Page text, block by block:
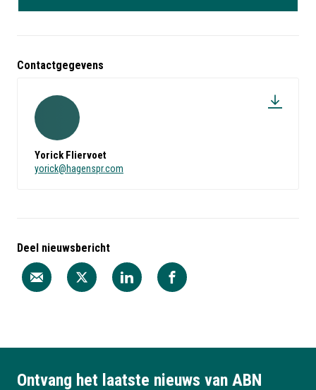
Contactgegevens
Yorick Fliervoet
yorick@hagenspr.com
Deel nieuwsbericht
Ontvang het laatste nieuws van ABN